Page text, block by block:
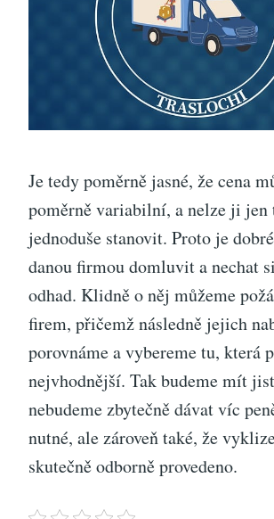
Je tedy poměrně jasné, že cena
poměrně variabilní, a nelze ji jen
jednoduše stanovit. Proto je
danou firmou domluvit a nechat
odhad. Klidně o něj můžeme
firem, přičemž následně jejich
porovnáme a vybereme tu, která
nejvhodnější. Tak budeme mít
nebudeme zbytečně dávat víc
nutné, ale zároveň také, že
skutečně odborně provedeno.